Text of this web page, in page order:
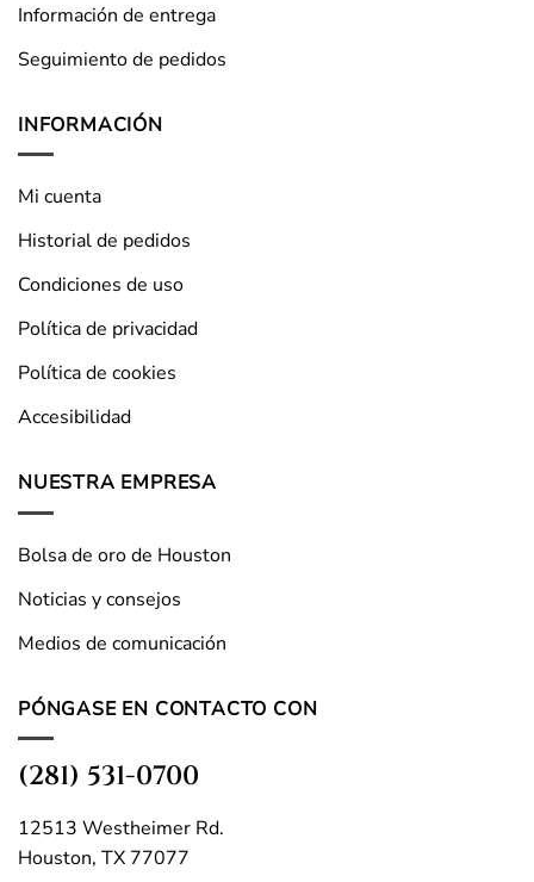
Información de entrega
Seguimiento de pedidos
INFORMACIÓN
Mi cuenta
Historial de pedidos
Condiciones de uso
Política de privacidad
Política de cookies
Accesibilidad
NUESTRA EMPRESA
Bolsa de oro de Houston
Noticias y consejos
Medios de comunicación
PÓNGASE EN CONTACTO CON
(281) 531-0700
12513 Westheimer Rd.
Houston, TX 77077